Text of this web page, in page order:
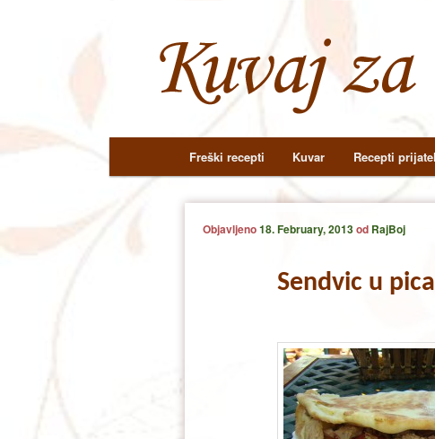
Skip
to
Skip
to
Freški recepti Kuvar Recepti
Sendvic u
Objavljeno18. February, 2013od RajBoj